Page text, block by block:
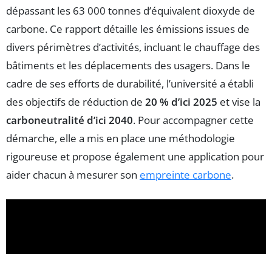
dépassant les 63 000 tonnes d’équivalent dioxyde de
carbone. Ce rapport détaille les émissions issues de
divers périmètres d’activités, incluant le chauffage des
bâtiments et les déplacements des usagers. Dans le
cadre de ses efforts de durabilité, l’université a établi
des objectifs de réduction de 20 % d’ici 2025 et vise la
carboneutralité d’ici 2040. Pour accompagner cette
démarche, elle a mis en place une méthodologie
rigoureuse et propose également une application pour
aider chacun à mesurer son empreinte carbone.